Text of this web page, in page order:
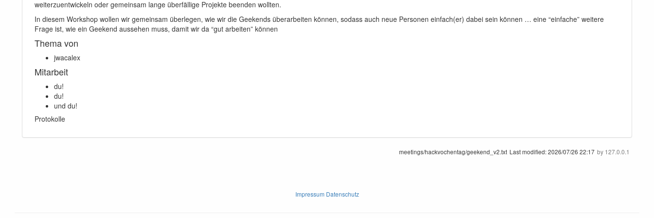
weiterzuentwickeln oder gemeinsam lange überfällige Projekte beenden wollten.
In diesem Workshop wollen wir gemeinsam überlegen, wie wir die Geekends überarbeiten können, sodass auch neue Personen einfach(er) dabei sein können … eine “einfache” weitere
Frage ist, wie ein Geekend aussehen muss, damit wir da “gut arbeiten” können
Thema von
jwacalex
Mitarbeit
du!
du!
und du!
Protokolle
meetings/hackvochentag/geekend_v2.txt Last modified:2026/07/26 22:17 by 127.0.0.1
Impressum Datenschutz